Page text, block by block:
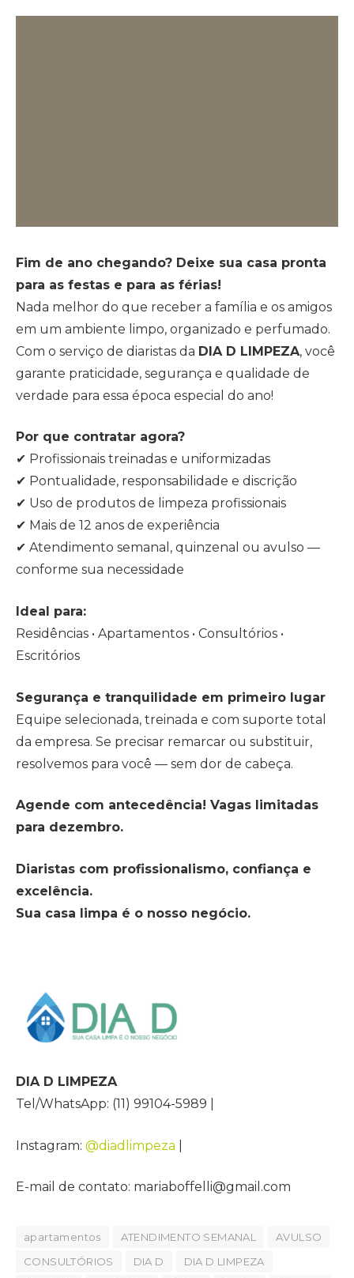
Fim de ano chegando? Deixe sua casa pronta
para as festas e para as férias!
Nada melhor do que receber a família e os amigos
em um ambiente limpo, organizado e perfumado.
Com o serviço de diaristas da DIA D LIMPEZA, você
garante praticidade, segurança e qualidade de
verdade para essa época especial do ano!
Por que contratar agora?
✔ Profissionais treinadas e uniformizadas
✔ Pontualidade, responsabilidade e discrição
✔ Uso de produtos de limpeza profissionais
✔ Mais de 12 anos de experiência
✔ Atendimento semanal, quinzenal ou avulso —
conforme sua necessidade
Ideal para:
Residências • Apartamentos • Consultórios •
Escritórios
Segurança e tranquilidade em primeiro lugar
Equipe selecionada, treinada e com suporte total
da empresa. Se precisar remarcar ou substituir,
resolvemos para você — sem dor de cabeça.
Agende com antecedência! Vagas limitadas
para dezembro.
Diaristas com profissionalismo, confiança e
excelência.
Sua casa limpa é o nosso negócio.
DIA D LIMPEZA
Tel/WhatsApp: (11) 99104-5989 |
Instagram: @diadlimpeza
E-mail de contato: mariaboffelli@gmail.com
apartamentos ATENDIMENTO SEMANAL
AVULSO
CONSULTÓRIOS
DIA D
DIA D LIMPEZA